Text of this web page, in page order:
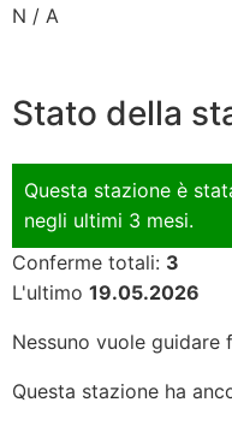
N / A
Stato della
Questa stazione è
negli ultimi 3 mesi.
Conferme totali: 3
L'ultimo 19.05.2026
Nessuno vuole guidare
Questa stazione ha